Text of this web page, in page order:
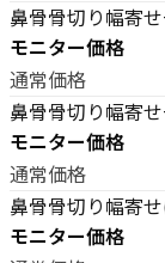
鼻骨骨切り幅寄
モニター価格
通常価格
鼻骨骨切り幅寄
モニター価格
通常価格
鼻骨骨切り幅寄
モニター価格